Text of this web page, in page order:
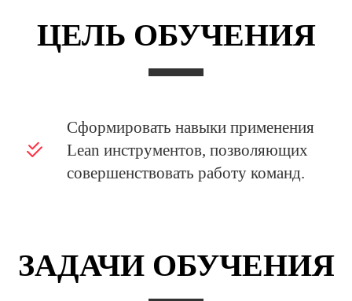
ЦЕЛЬ ОБУЧЕНИЯ
Сформировать навыки применения
Lean инструментов, позволяющих
совершенствовать работу команд.
ЗАДАЧИ ОБУЧЕНИЯ